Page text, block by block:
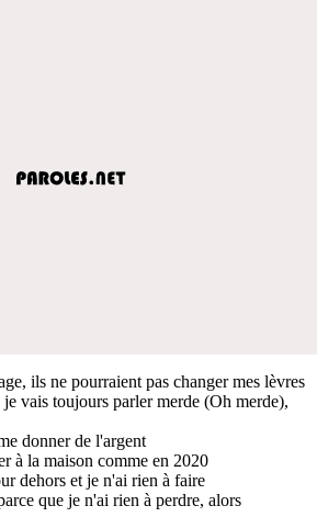
ils ne pourraient pas changer mes lèvres
vais toujours parler merde (Oh merde),
donner de l'argent
à la maison comme en 2020
dehors et je n'ai rien à faire
que je n'ai rien à perdre, alors